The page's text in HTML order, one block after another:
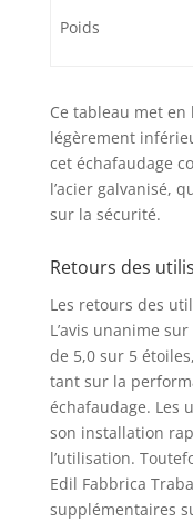
Poids
Ce tableau met
légèrement
cet échafaudage
l’acier galvanisé,
sur la sécurité.
Retours des
Les retours des
L’avis unanime
de 5,0 sur 5
tant sur la
échafaudage. Les
son installation
l’utilisation.
Edil Fabbrica
supplémentaires